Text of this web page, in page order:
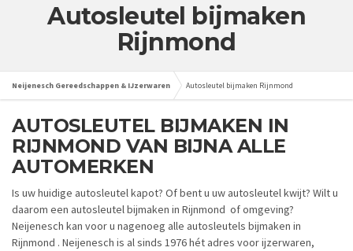
Autosleutel bijmaken
Rijnmond
Neijenesch Gereedschappen & IJzerwaren Autosleutel bijmaken Rijnmond
AUTOSLEUTEL BIJMAKEN IN
RIJNMOND VAN BIJNA ALLE
AUTOMERKEN
Is uw huidige autosleutel kapot? Of bent u uw autosleutel kwijt? Wilt u
daarom een autosleutel bijmaken in Rijnmond of omgeving?
Neijenesch kan voor u nagenoeg alle autosleutels bijmaken in
Rijnmond . Neijenesch is al sinds 1976 hét adres voor ijzerwaren,